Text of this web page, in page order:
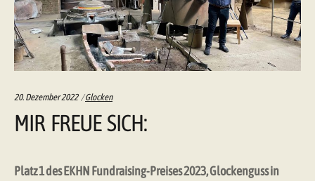
20. Dezember 2022 Categories:
Glocken
MIR FREUE SICH:
Platz 1 des EKHN Fundraising-Preises 2023, Glockenguss in